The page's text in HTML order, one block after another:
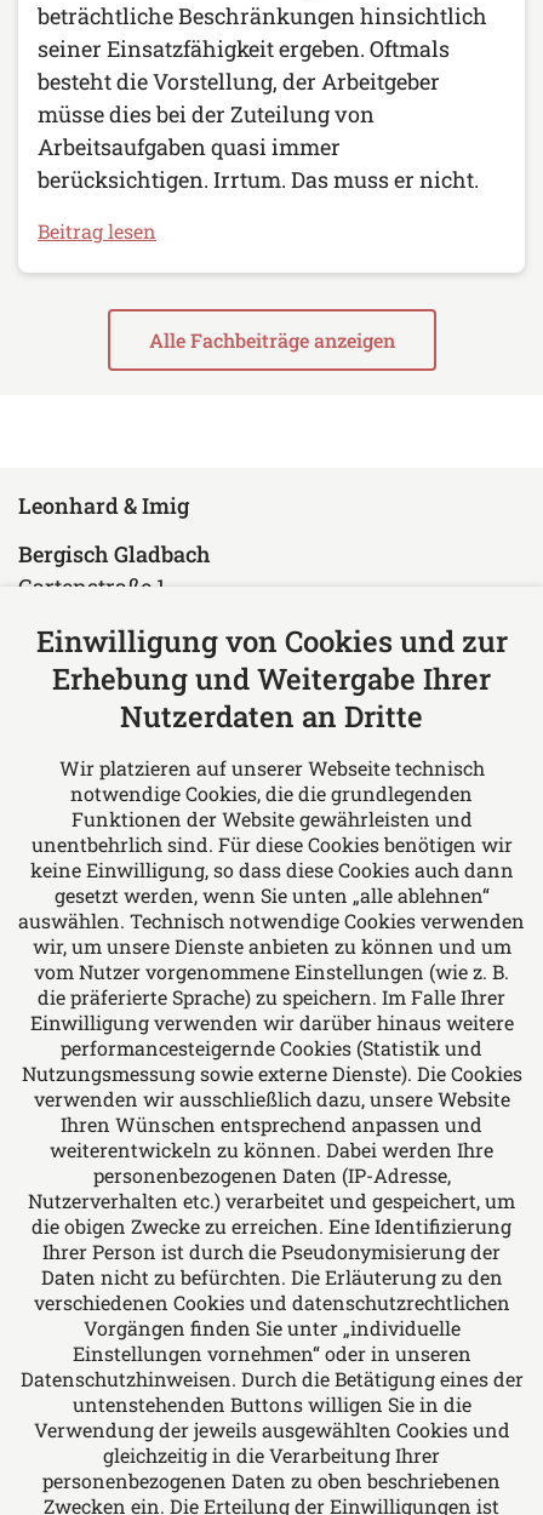
beträchtliche Beschränkungen hinsichtlich
seiner Einsatzfähigkeit ergeben. Oftmals
besteht die Vorstellung, der Arbeitgeber
müsse dies bei der Zuteilung von
Arbeitsaufgaben quasi immer
berücksichtigen. Irrtum. Das muss er nicht.
Beitrag lesen
Alle Fachbeiträge anzeigen
Leonhard & Imig
Bergisch Gladbach
Gartenstraße 1
Deutschland
Tel: +49 2204 97610
Fax: +49 2204 976150
Über uns
Leonhard & Imig Rechtsanwälte - Wir bieten
Rechtsberatung in allen Fragen des Arbeits-
und Sozialrechts, Familien- und Erbrechts,
Miet- und Wohnungseigentumsrechts, Bau-
und Architektenrechts, allgemeinen Vertrags-
und Forderungsrechts, Verkehrsrechts und
Medizinrechts.
Folgen Sie uns auf
Das europäische Kanzlei-Netzwerk
Einwilligung von Cookies und zur
Erhebung und Weitergabe Ihrer
Nutzerdaten an Dritte
Wir platzieren auf unserer Webseite technisch
notwendige Cookies, die die grundlegenden
Funktionen der Website gewährleisten und
unentbehrlich sind. Für diese Cookies benötigen wir
keine Einwilligung, so dass diese Cookies auch dann
gesetzt werden, wenn Sie unten „alle ablehnen“
auswählen. Technisch notwendige Cookies verwenden
wir, um unsere Dienste anbieten zu können und um
vom Nutzer vorgenommene Einstellungen (wie z. B.
die präferierte Sprache) zu speichern. Im Falle Ihrer
Einwilligung verwenden wir darüber hinaus weitere
performancesteigernde Cookies (Statistik und
Nutzungsmessung sowie externe Dienste). Die Cookies
verwenden wir ausschließlich dazu, unsere Website
Ihren Wünschen entsprechend anpassen und
weiterentwickeln zu können. Dabei werden Ihre
personenbezogenen Daten (IP-Adresse,
Nutzerverhalten etc.) verarbeitet und gespeichert, um
die obigen Zwecke zu erreichen. Eine Identifizierung
Ihrer Person ist durch die Pseudonymisierung der
Daten nicht zu befürchten. Die Erläuterung zu den
verschiedenen Cookies und datenschutzrechtlichen
Vorgängen finden Sie unter „individuelle
Einstellungen vornehmen“ oder in unseren
Datenschutzhinweisen. Durch die Betätigung eines der
untenstehenden Buttons willigen Sie in die
Verwendung der jeweils ausgewählten Cookies und
gleichzeitig in die Verarbeitung Ihrer
personenbezogenen Daten zu oben beschriebenen
Zwecken ein. Die Erteilung der Einwilligungen ist